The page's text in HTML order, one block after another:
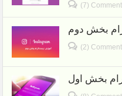
(7)
بخش دوم
(2)
بخش اول